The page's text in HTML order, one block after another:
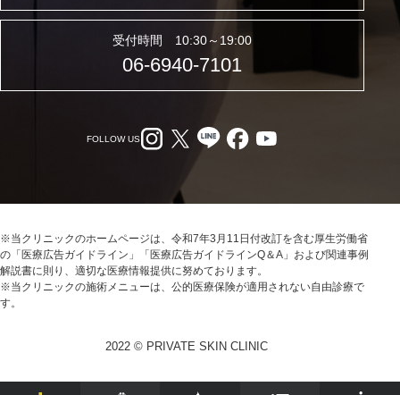
受付時間 10:30～19:00
06-6940-7101
FOLLOW US
※当クリニックのホームページは、令和7年3月11日付改訂を含む厚生労働省
の「医療広告ガイドライン」「医療広告ガイドラインQ＆A」および関連事例
解説書に則り、適切な医療情報提供に努めております。
※当クリニックの施術メニューは、公的医療保険が適用されない自由診療で
す。
2022 © PRIVATE SKIN CLINIC